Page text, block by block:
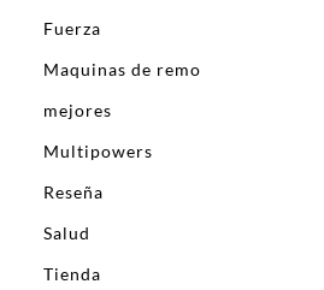
Fuerza
Maquinas de remo
mejores
Multipowers
Reseña
Salud
Tienda